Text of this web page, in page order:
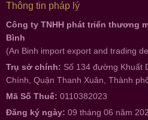
Thông tin pháp lý
Công ty TNHH phát triển thương
Bình
(An Binh import export and trading
Trụ sở chính: Số 134 đường Khuất
Chính, Quận Thanh Xuân, Thành
Mã Số Thuế: 0110382023
Đăng ký ngày: 09 tháng 06 năm